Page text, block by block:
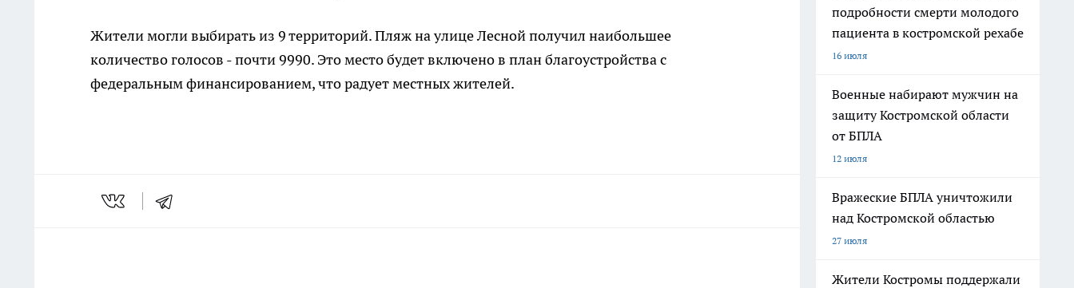
Жители могли выбирать из 9 территорий. Пляж на улице Лесной получил наибольшее
количество голосов - почти 9990. Это место будет включено в план благоустройства с
федеральным финансированием, что радует местных жителей.
подробности смерти молодого
пациента в костромской рехабе
16 июля
Военные набирают мужчин на
защиту Костромской области
от БПЛА
12 июля
Вражеские БПЛА уничтожили
над Костромской областью
27 июля
Жители Костромы поддержали